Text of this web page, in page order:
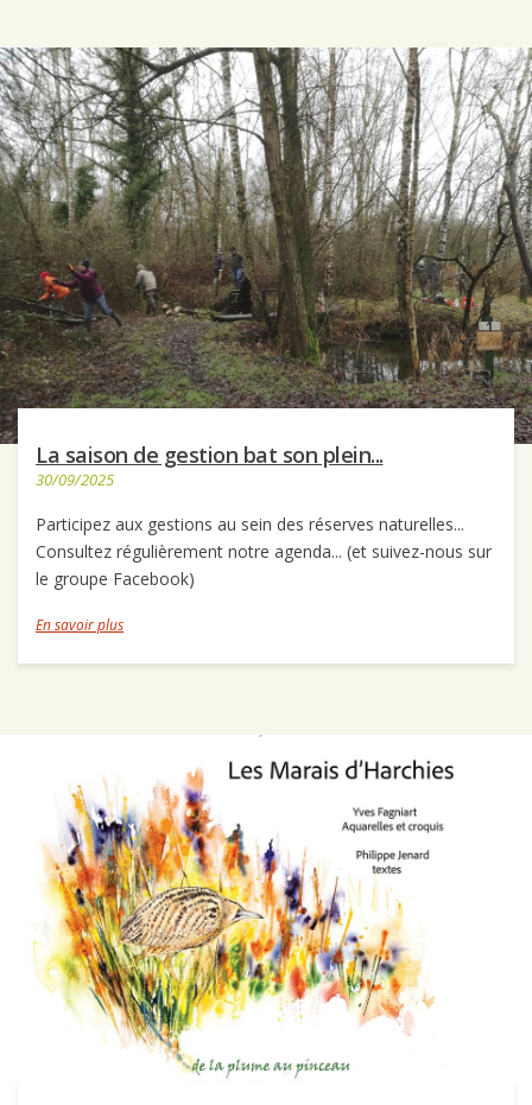
La saison de gestion bat son plein...
30/09/2025
Participez aux gestions au sein des réserves naturelles...
Consultez régulièrement notre agenda... (et suivez-nous sur
le groupe Facebook)
En savoir plus